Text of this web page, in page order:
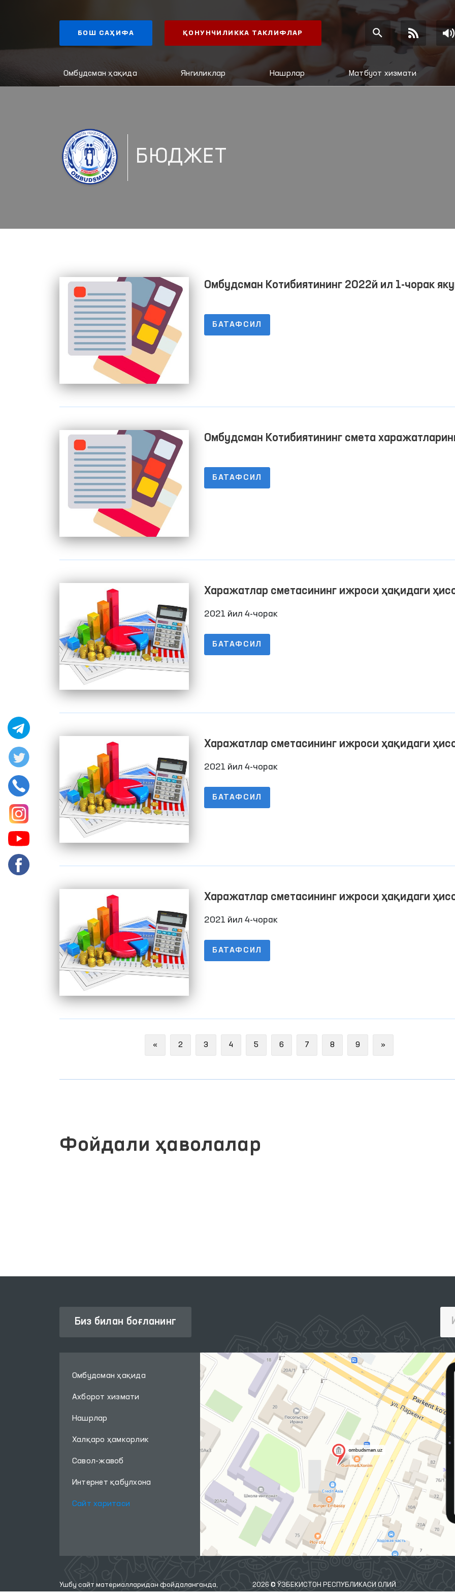
БОШ САҲИФА ҚОНУНЧИЛИККА ТАКЛИФЛАР
Омбудсман ҳақида Янгиликлар Нашрлар Матбуот хизмати
БЮДЖЕТ
Омбудсман Котибиятининг 2022й ил 1-чорак
жамғармасининг пул айланмалари тўғрисида
Ҳисоботи
БАТАФСИЛ
Омбудсман Котибиятининг смета
БАТАФСИЛ
Харажатлар сметасининг ижроси ҳақидаги
2021 йил 4-чорак
БАТАФСИЛ
Харажатлар сметасининг ижроси ҳақидаги
2021 йил 4-чорак
БАТАФСИЛ
Харажатлар сметасининг ижроси ҳақидаги
2021 йил 4-чорак
БАТАФСИЛ
«Previous
2 3 4 5 6 7 8 9 »Next
нисбатан зўравонликка
механизмлари
Фойдали ҳаволалар
Биз билан боғланинг
Омбудсман ҳақида
Ахборот хизмати
Нашрлар
Халқаро ҳамкорлик
Савол-жавоб
Интернет қабулхона
Сайт харитаси
Ушбу сайт материалларидан фойдаланганда,
2026 © ЎЗБЕКИСТОН РЕСПУБЛИКАСИ ОЛИЙ